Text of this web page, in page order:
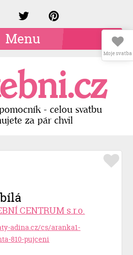
Menu
Kariéra
Kontakty
Přidat firmu
- celou svatbu
za pár chvil
CENTRUM s.r.o.
adina.cz/cs/aranka1-
810-pujceni
Moje svatba